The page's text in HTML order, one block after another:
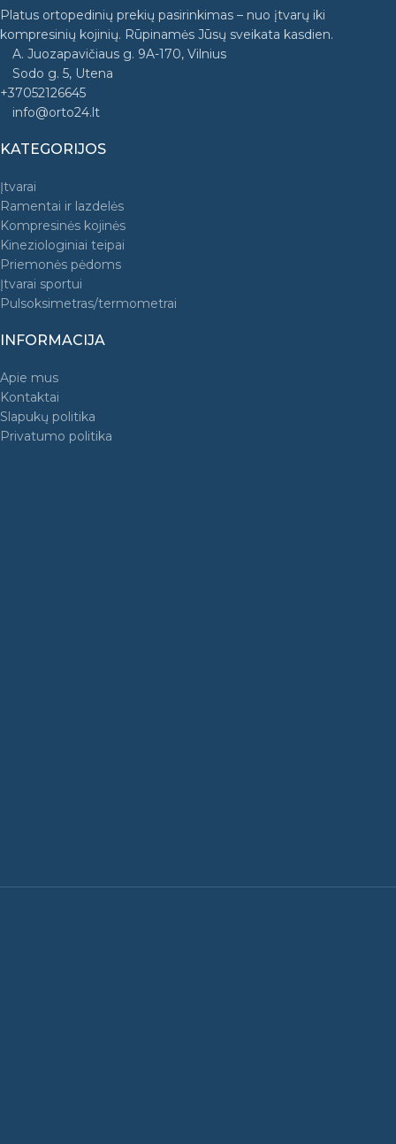
Platus ortopedinių prekių pasirinkimas – nuo įtvarų iki
kompresinių kojinių. Rūpinamės Jūsų sveikata kasdien.
A. Juozapavičiaus g. 9A-170, Vilnius
Sodo g. 5, Utena
+37052126645
info@orto24.lt
KATEGORIJOS
Įtvarai
Ramentai ir lazdelės
Kompresinės kojinės
Kineziologiniai teipai
Priemonės pėdoms
Įtvarai sportui
Pulsoksimetras/termometrai
INFORMACIJA
Apie mus
Kontaktai
Slapukų politika
Privatumo politika